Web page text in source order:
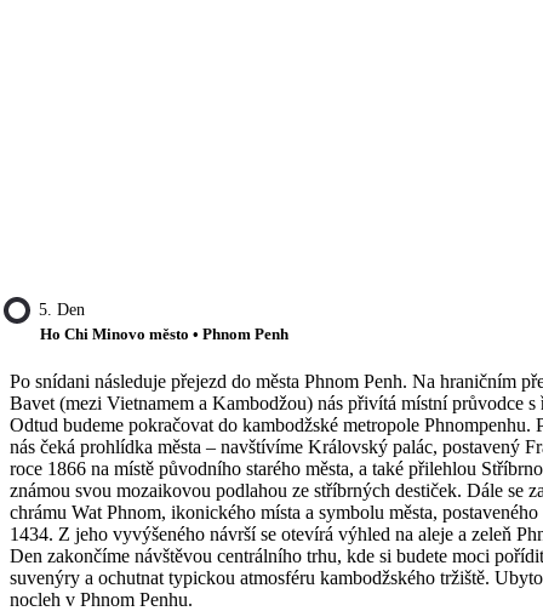
5. Den
Ho Chi Minovo město • Phnom Penh
Po snídani následuje přejezd do města Phnom Penh. Na hraničním
Bavet (mezi Vietnamem a Kambodžou) nás přivítá místní průvodce s
Odtud budeme pokračovat do kambodžské metropole Phnompenhu.
nás čeká prohlídka města – navštívíme Královský palác, postavený
roce 1866 na místě původního starého města, a také přilehlou
známou svou mozaikovou podlahou ze stříbrných destiček. Dále se
chrámu Wat Phnom, ikonického místa a symbolu města,
1434. Z jeho vyvýšeného návrší se otevírá výhled na aleje a zeleň
Den zakončíme návštěvou centrálního trhu, kde si budete moci
suvenýry a ochutnat typickou atmosféru kambodžského tržiště.
nocleh v Phnom Penhu.